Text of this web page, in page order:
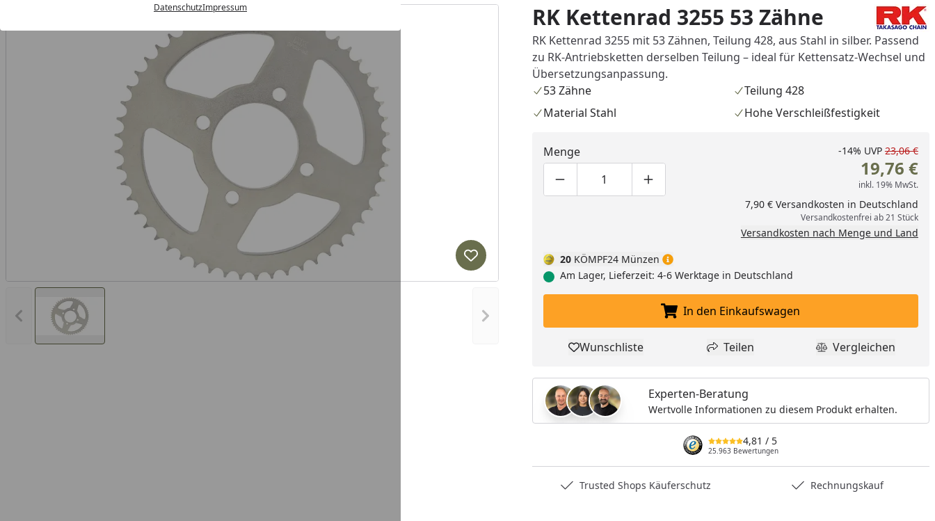
DatenschutzImpressum
Vorheriges Bild anzeigen Nächstes Bild anzeigen
Produkt zur Wunschliste hinzufügen
RK Kettenrad 3255 53 Zähne
RK Kettenrad 3255 mit 53 Zähnen, Teilung 428, aus Stahl in silber. Passend
zu RK-Antriebsketten derselben Teilung – ideal für Kettensatz-Wechsel und
Übersetzungsanpassung.
53 Zähne
Teilung 428
Material Stahl
Hohe Verschleißfestigkeit
Menge
Produktmenge um eins verringern
Produktmenge manuell eingeben
Produktmenge um eins erhöhen
-14% UVP 23,06 €
19,76 €
inkl. 19% MwSt.
7,90 € Versandkosten in Deutschland
Versandkostenfrei ab 21 Stück
Versandkosten nach Menge und Land
20 KÖMPF24 Münzen
Am Lager, Lieferzeit: 4-6 Werktage in Deutschland
In den Einkaufswagen legen
In den Einkaufswagen
Produkt zur Wunschliste hinzufügen
Wunschliste Teilen
Teilen Produkt
Vergleichen
Experten-Beratung
Wertvolle Informationen zu diesem Produkt erhalten.
4,81 / 5
25.963 Bewertungen
Trusted Shops Käuferschutz Rechnungskauf